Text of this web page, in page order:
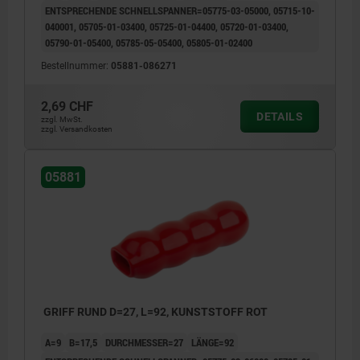
ENTSPRECHENDE SCHNELLSPANNER=05775-03-05000, 05715-10-
040001, 05705-01-03400, 05725-01-04400, 05720-01-03400,
05790-01-05400, 05785-05-05400, 05805-01-02400
Bestellnummer: 05881-086271
2,69 CHF
zzgl. MwSt.
zzgl. Versandkosten
DETAILS
05881
GRIFF RUND D=27, L=92, KUNSTSTOFF ROT
A=9 B=17,5 DURCHMESSER=27
LÄNGE=92